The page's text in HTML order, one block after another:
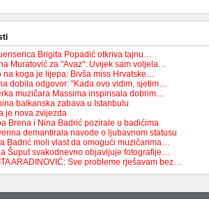
Brigita Popadić otkriva tajnu…
Muratović za "Avaz": Uvijek sam voljela…
na koga je lijepa: Bivša miss Hrvatske…
dobila odgovor: "Kada ovo vidim, sjetim…
muzičara Massima inspirisala dobrim…
balkanska zabava u Istanbulu
je nova zvijezda
Brena i Nina Badrić pozirale u badićima
demantirala navode o ljubavnom statusu
Badrić moli vlast da omogući muzičarima…
Šuput svakodnevno objavljuje fotografije…
ARADINOVIĆ: Sve probleme rješavam bez…